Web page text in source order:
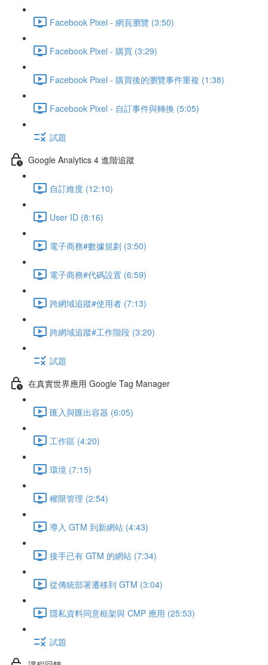
Facebook Pixel - 網頁瀏覽 (3:50)
Facebook Pixel - 購買 (3:29)
Facebook Pixel - 購買後的瀏覽事件重複 (1:38)
Facebook Pixel - 自訂事件與轉換 (5:05)
試題
Google Analytics 4 進階追蹤
自訂維度 (12:10)
User ID (8:16)
電子商務#數據規劃 (3:50)
電子商務#代碼設置 (6:59)
跨網域追蹤#使用者 (7:13)
跨網域追蹤#工作階段 (3:20)
試題
在真實世界應用 Google Tag Manager
匯入與匯出容器 (6:05)
工作區 (4:20)
環境 (7:15)
權限管理 (2:54)
導入 GTM 到新網站 (4:43)
接手已有 GTM 的網站 (7:34)
從傳統部署遷移到 GTM (3:04)
隱私資料同意框架與 CMP 應用 (25:53)
試題